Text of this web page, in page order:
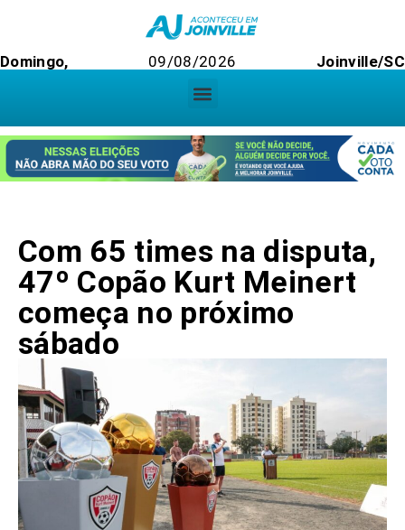
Domingo, 09/08/2026 Joinville/SC
Com 65 times na disputa,
47º Copão Kurt Meinert
começa no próximo
sábado